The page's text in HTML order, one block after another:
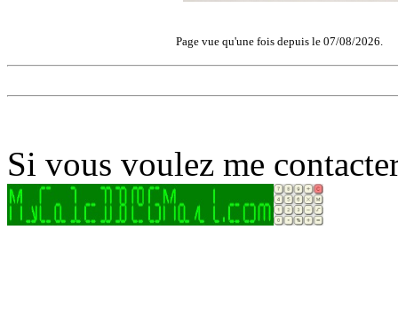
Page vue qu'une fois depuis le 07/08/2026.
Si vous voulez me